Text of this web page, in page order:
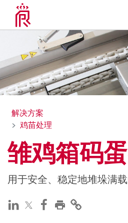
解决方案
鸡苗处理
雏鸡箱码
用于安全、稳定地堆垛满